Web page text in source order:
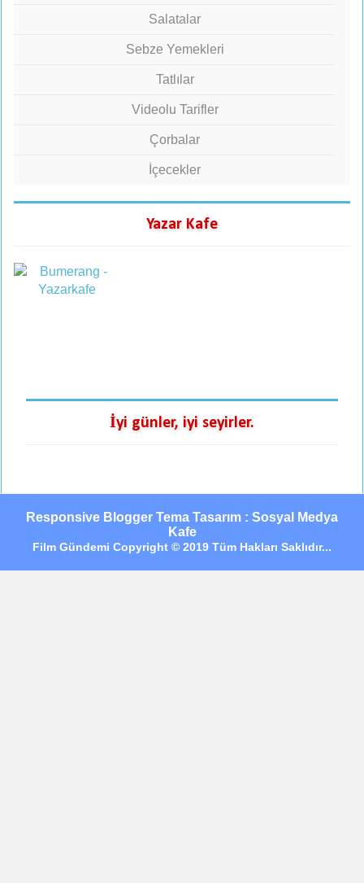
Salatalar
Sebze Yemekleri
Tatlılar
Videolu Tarifler
Çorbalar
İçecekler
Yazar Kafe
İyi günler, iyi seyirler.
Responsive Blogger Tema Tasarım : Sosyal Medya
Kafe
Film Gündemi Copyright © 2019 Tüm Hakları Saklıdır...